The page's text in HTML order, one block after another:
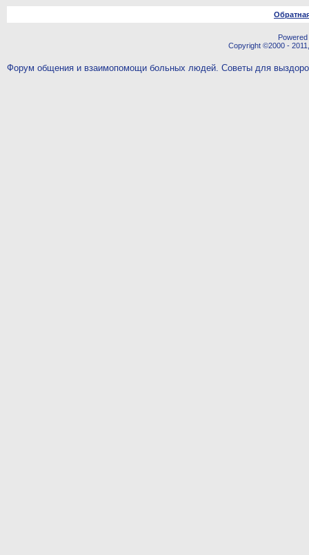
Copyright ©2000 -
Форум общения и взаимопомощи больных людей. Советы для